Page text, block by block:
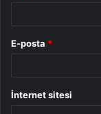
E-posta *
İnternet sitesi